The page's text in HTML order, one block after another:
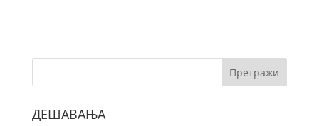
ДЕШАВАЊА